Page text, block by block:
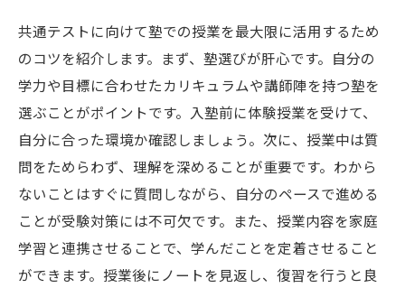
共通テストに向けて塾での授業を最大限に活用するため
のコツを紹介します。まず、塾選びが肝心です。自分の
学力や目標に合わせたカリキュラムや講師陣を持つ塾を
選ぶことがポイントです。入塾前に体験授業を受けて、
自分に合った環境か確認しましょう。次に、授業中は質
問をためらわず、理解を深めることが重要です。わから
ないことはすぐに質問しながら、自分のペースで進める
ことが受験対策には不可欠です。また、授業内容を家庭
学習と連携させることで、学んだことを定着させること
ができます。授業後にノートを見返し、復習を行うと良